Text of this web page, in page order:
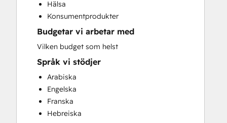
Public Relations
Social Media
Video Production
Website Design
Website Development
Website Migration
Hälsa
Konsumentprodukter
Budgetar vi arbetar med
Vilken budget som helst
Språk vi stödjer
Arabiska
Engelska
Franska
Hebreiska